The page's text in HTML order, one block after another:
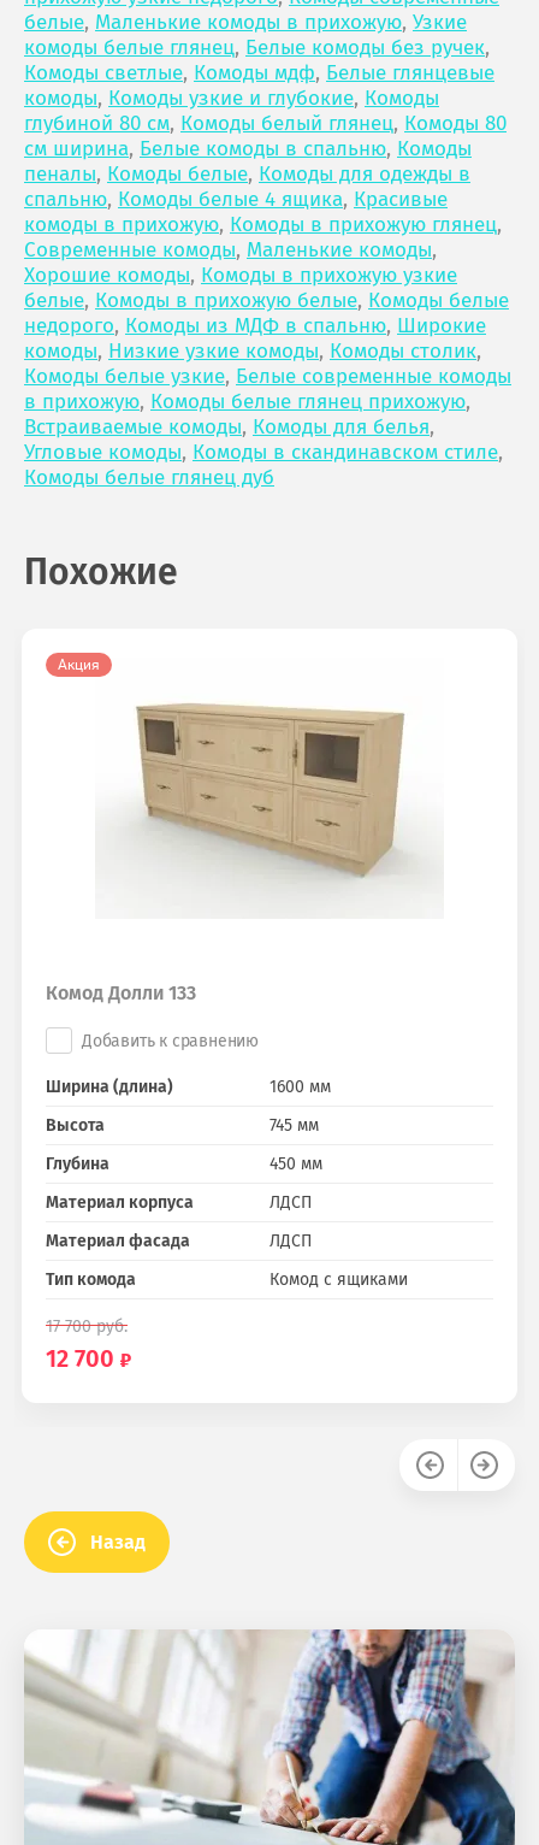
белые, Маленькие комоды в прихожую, Узкие
комоды белые глянец, Белые комоды без ручек,
Комоды светлые, Комоды мдф, Белые глянцевые
комоды, Комоды узкие и глубокие, Комоды
глубиной 80 см, Комоды белый глянец, Комоды 80
см ширина, Белые комоды в спальню, Комоды
пеналы, Комоды белые, Комоды для одежды в
спальню, Комоды белые 4 ящика, Красивые
комоды в прихожую, Комоды в прихожую глянец,
Современные комоды, Маленькие комоды,
Хорошие комоды, Комоды в прихожую узкие
белые, Комоды в прихожую белые, Комоды белые
недорого, Комоды из МДФ в спальню, Широкие
комоды, Низкие узкие комоды, Комоды столик,
Комоды белые узкие, Белые современные комоды
в прихожую, Комоды белые глянец прихожую,
Встраиваемые комоды, Комоды для белья,
Угловые комоды, Комоды в скандинавском стиле,
Комоды белые глянец дуб
Похожие
Акция
Комод Долли 133
Добавить к сравнению
Ширина (длина)
1600 мм
Высота
745 мм
Глубина
450 мм
Материал корпуса
ЛДСП
Материал фасада
ЛДСП
Тип комода
Комод с ящиками
17 700руб.
12 700
Назад